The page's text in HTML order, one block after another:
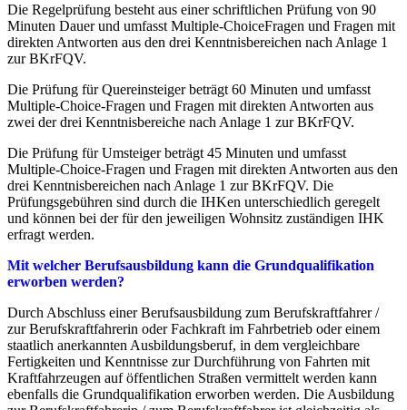
Die Regelprüfung besteht aus einer schriftlichen Prüfung von 90
Minuten Dauer und umfasst Multiple-ChoiceFragen und Fragen mit
direkten Antworten aus den drei Kenntnisbereichen nach Anlage 1
zur BKrFQV.
Die Prüfung für Quereinsteiger beträgt 60 Minuten und umfasst
Multiple-Choice-Fragen und Fragen mit direkten Antworten aus
zwei der drei Kenntnisbereiche nach Anlage 1 zur BKrFQV.
Die Prüfung für Umsteiger beträgt 45 Minuten und umfasst
Multiple-Choice-Fragen und Fragen mit direkten Antworten aus den
drei Kenntnisbereichen nach Anlage 1 zur BKrFQV. Die
Prüfungsgebühren sind durch die IHKen unterschiedlich geregelt
und können bei der für den jeweiligen Wohnsitz zuständigen IHK
erfragt werden.
Mit welcher Berufsausbildung kann die Grundqualifikation
erworben werden?
Durch Abschluss einer Berufsausbildung zum Berufskraftfahrer /
zur Berufskraftfahrerin oder Fachkraft im Fahrbetrieb oder einem
staatlich anerkannten Ausbildungsberuf, in dem vergleichbare
Fertigkeiten und Kenntnisse zur Durchführung von Fahrten mit
Kraftfahrzeugen auf öffentlichen Straßen vermittelt werden kann
ebenfalls die Grundqualifikation erworben werden. Die Ausbildung